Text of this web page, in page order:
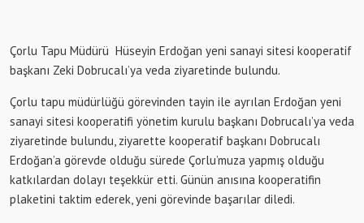
Çorlu Tapu Müdürü Hüseyin Erdoğan yeni sanayi sitesi kooperatif
başkanı Zeki Dobrucalı’ya veda ziyaretinde bulundu.
Çorlu tapu müdürlüğü görevinden tayin ile ayrılan Erdoğan yeni
sanayi sitesi kooperatifi yönetim kurulu başkanı Dobrucalı’ya veda
ziyaretinde bulundu, ziyarette kooperatif başkanı Dobrucalı
Erdoğan’a görevde olduğu sürede Çorlu’muza yapmış olduğu
katkılardan dolayı teşekkür etti. Günün anısına kooperatifin
plaketini taktim ederek, yeni görevinde başarılar diledi.